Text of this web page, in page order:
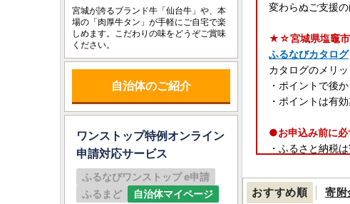
変わらぬご支援
★☆宮城県塩竈市
ふるなびカタログ
カタログのメリッ
・ポイントで後
・ポイントは有
●お申込み前に
・ふるさと納税
★返礼品について
おすすめ順 寄附
宮城が誇るブランド牛「仙台牛」や、本
場の「肉厚牛タン」が手軽にご自宅で楽
しめます。こだわりの味をどうぞご賞味
ください。
自治体のご紹介
ワンストップ特例オンライン
申請対応サービス
ふるなびワンストップ e申請
ふるまど
自治体マイページ